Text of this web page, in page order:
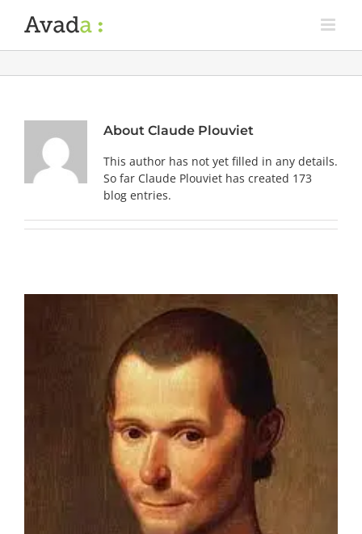
About Claude Plouviet
This author has not yet filled in any details.
So far Claude Plouviet has created 173
blog entries.